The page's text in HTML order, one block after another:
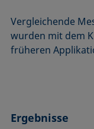
Vergleichende
wurden mit dem
früheren
Ergebnisse